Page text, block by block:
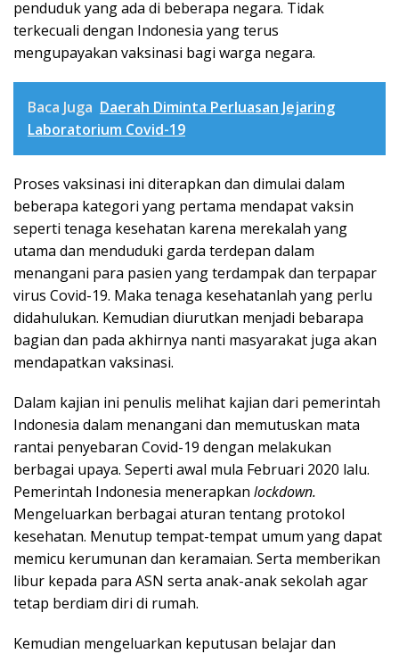
penduduk yang ada di beberapa negara. Tidak
terkecuali dengan Indonesia yang terus
mengupayakan vaksinasi bagi warga negara.
Baca Juga Daerah Diminta Perluasan Jejaring
Laboratorium Covid-19
Proses vaksinasi ini diterapkan dan dimulai dalam
beberapa kategori yang pertama mendapat vaksin
seperti tenaga kesehatan karena merekalah yang
utama dan menduduki garda terdepan dalam
menangani para pasien yang terdampak dan terpapar
virus Covid-19. Maka tenaga kesehatanlah yang perlu
didahulukan. Kemudian diurutkan menjadi bebarapa
bagian dan pada akhirnya nanti masyarakat juga akan
mendapatkan vaksinasi.
Dalam kajian ini penulis melihat kajian dari pemerintah
Indonesia dalam menangani dan memutuskan mata
rantai penyebaran Covid-19 dengan melakukan
berbagai upaya. Seperti awal mula Februari 2020 lalu.
Pemerintah Indonesia menerapkan lockdown.
Mengeluarkan berbagai aturan tentang protokol
kesehatan. Menutup tempat-tempat umum yang dapat
memicu kerumunan dan keramaian. Serta memberikan
libur kepada para ASN serta anak-anak sekolah agar
tetap berdiam diri di rumah.
Kemudian mengeluarkan keputusan belajar dan